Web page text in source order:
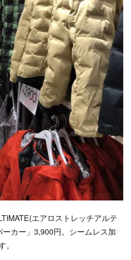
エアロストレッチアルテ
カー」3,900円。シームレス加